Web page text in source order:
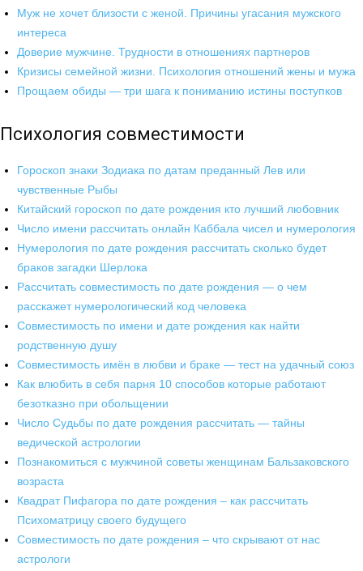
Муж не хочет близости с женой. Причины угасания мужского
интереса
Доверие мужчине. Трудности в отношениях партнеров
Кризисы семейной жизни. Психология отношений жены и мужа
Прощаем обиды — три шага к пониманию истины поступков
Психология совместимости
Гороскоп знаки Зодиака по датам преданный Лев или
чувственные Рыбы
Китайский гороскоп по дате рождения кто лучший любовник
Число имени рассчитать онлайн Каббала чисел и нумерология
Нумерология по дате рождения рассчитать сколько будет
браков загадки Шерлока
Рассчитать совместимость по дате рождения — о чем
расскажет нумерологический код человека
Совместимость по имени и дате рождения как найти
родственную душу
Совместимость имён в любви и браке — тест на удачный союз
Как влюбить в себя парня 10 способов которые работают
безотказно при обольщении
Число Судьбы по дате рождения рассчитать — тайны
ведической астрологии
Познакомиться с мужчиной советы женщинам Бальзаковского
возраста
Квадрат Пифагора по дате рождения – как рассчитать
Психоматрицу своего будущего
Совместимость по дате рождения – что скрывают от нас
астрологи